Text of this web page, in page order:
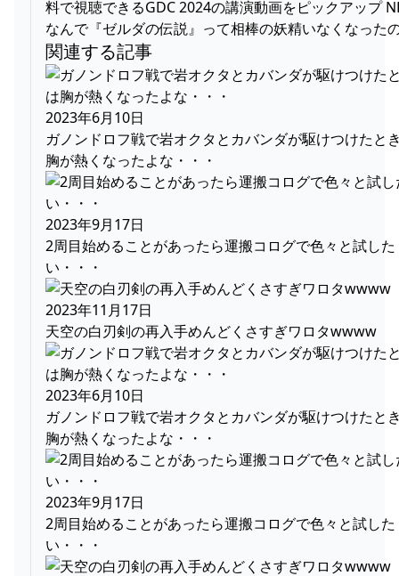
料で視聴できるGDC 2024の講演動画をピックアップ
なんで『ゼルダの伝説』って相棒の妖精いなくなった
関連する記事
2023年6月10日
ガノンドロフ戦で岩オクタとカバンダが駆けつけたと
胸が熱くなったよな・・・
2023年9月17日
2周目始めることがあったら運搬コログで色々と試した
い・・・
2023年11月17日
天空の白刃剣の再入手めんどくさすぎワロタwwww
2023年6月10日
ガノンドロフ戦で岩オクタとカバンダが駆けつけたと
胸が熱くなったよな・・・
2023年9月17日
2周目始めることがあったら運搬コログで色々と試した
い・・・